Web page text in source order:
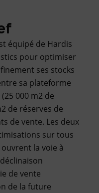
équipé de Hardis
pour optimiser
ses stocks
sa plateforme
000 m2 de
de réserves de
de vente. Les deux
sur tous
la voie à
de vente
de la future